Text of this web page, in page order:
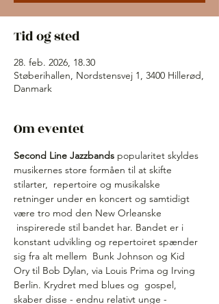
Tid og sted
28. feb. 2026, 18.30
Støberihallen, Nordstensvej 1, 3400 Hillerød,
Danmark
Om eventet
Second Line Jazzbands popularitet skyldes
musikernes store formåen til at skifte
stilarter,  repertoire og musikalske
retninger under en koncert og samtidigt
være tro mod den New Orleanske
inspirerede stil bandet har. Bandet er i
konstant udvikling og repertoiret spænder
sig fra alt mellem  Bunk Johnson og Kid
Ory til Bob Dylan, via Louis Prima og Irving
Berlin. Krydret med blues og  gospel,
skaber disse - endnu relativt unge -